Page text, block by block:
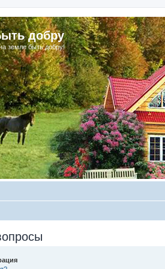
добру
земле быть добру!